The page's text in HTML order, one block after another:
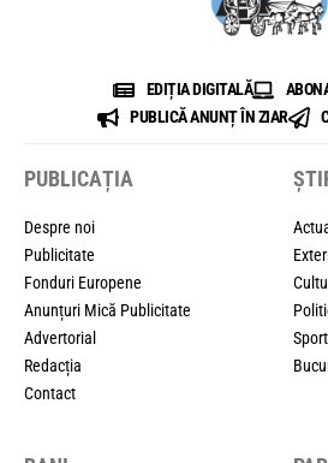
EDIȚIA DIGITALĂ
PUBLICĂ ANUNȚ ÎN ZIAR
PUBLICAȚIA
Despre noi
Publicitate
Fonduri Europene
Anunțuri Mică Publicitate
Advertorial
Redacția
Contact
Sport